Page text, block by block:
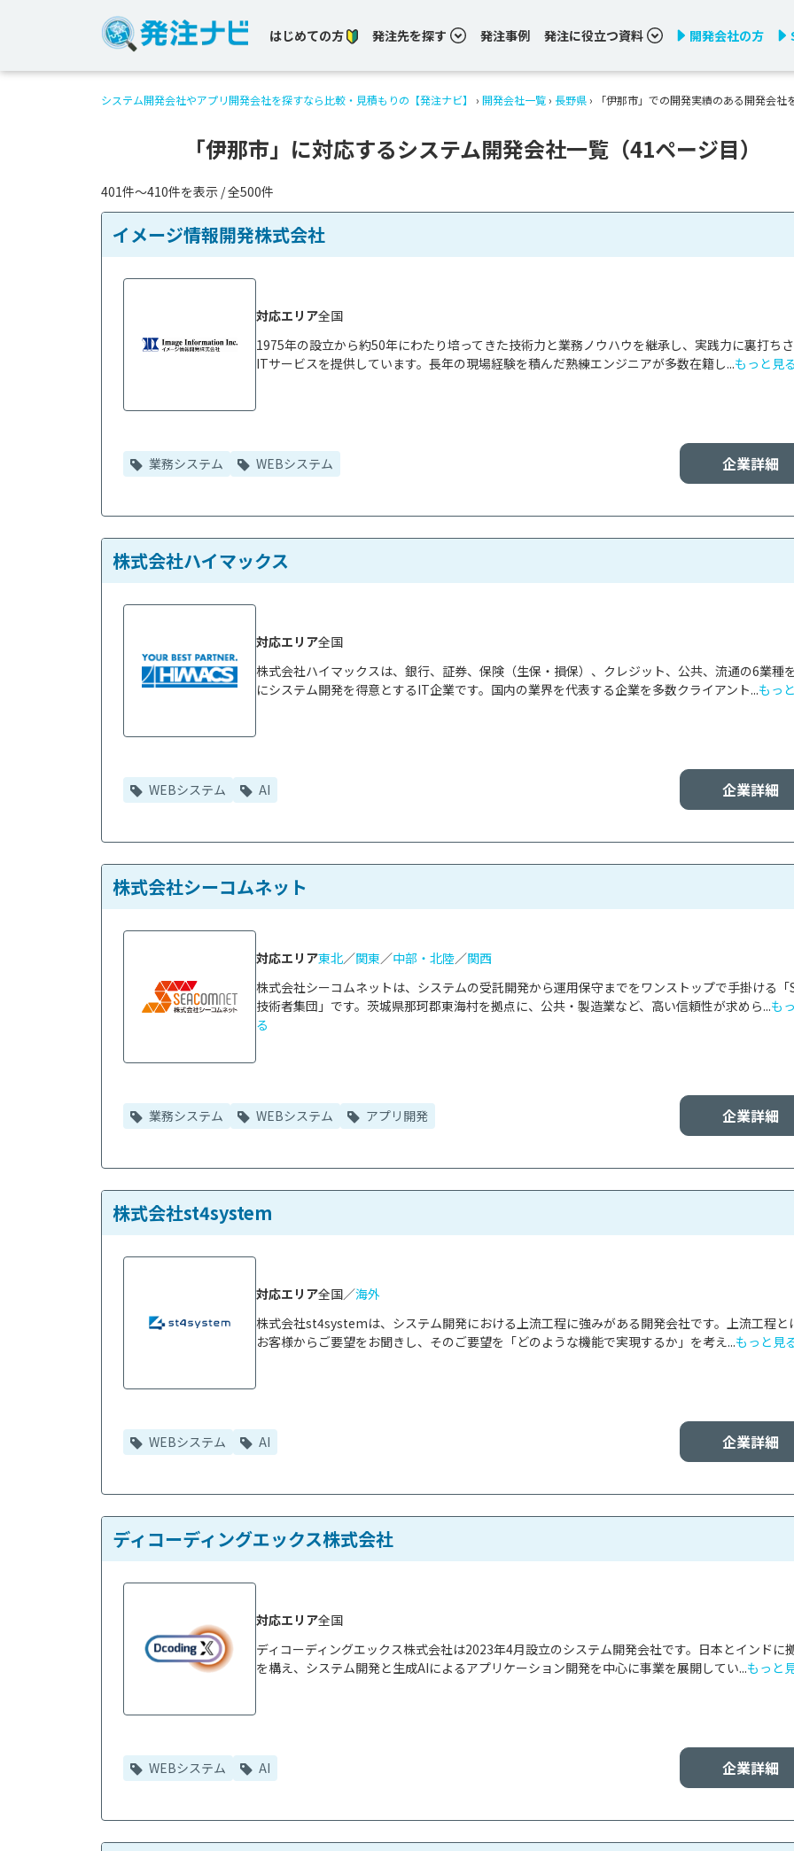
はじめての方 発注先を探す 発注事例 発注に役立つ資料 開発会社の方
システム開発会社やアプリ開発会社を探すなら比較・見積もりの【発注ナビ】 › 開発会社一覧 › 長野県 › 「伊那市」での開発実績のある開発会社
「伊那市」に対応するシステム開発会社一覧（41ページ目）
401件〜410件を表示 / 全500件
イメージ情報開発株式会社
1975年の設立から約50年にわたり培ってきた技術力と業務ノウハウを継承し、実践力に裏打ち
ITサービスを提供しています。長年の現場経験を積んだ熟練エンジニアが多数在籍し...もっと見
対応エリア全国
企業詳細
業務システム WEBシステム
株式会社ハイマックス
株式会社ハイマックスは、銀行、証券、保険（生保・損保）、クレジット、公共、流通の6業種
にシステム開発を得意とするIT企業です。国内の業界を代表する企業を多数クライアント...もっ
対応エリア全国
企業詳細
WEBシステム AI
株式会社シーコムネット
株式会社シーコムネットは、システムの受託開発から運用保守までをワンストップで手掛ける「
技術者集団」です。茨城県那珂郡東海村を拠点に、公共・製造業など、高い信頼性が求めら...も
る
対応エリア東北／関東／中部・北陸／関西
企業詳細
業務システム WEBシステム アプリ開発
株式会社st4system
株式会社st4systemは、システム開発における上流工程に強みがある開発会社です。上流工程と
お客様からご要望をお聞きし、そのご要望を「どのような機能で実現するか」を考え...もっと見
対応エリア全国／海外
企業詳細
WEBシステム AI
ディコーディングエックス株式会社
ディコーディングエックス株式会社は2023年4月設立のシステム開発会社です。日本とインドに
を構え、システム開発と生成AIによるアプリケーション開発を中心に事業を展開してい...もっと
対応エリア全国
企業詳細
WEBシステム AI